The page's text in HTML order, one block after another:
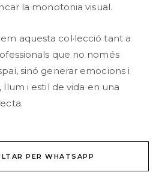
la monotonia visual.
aquesta col·lecció tant a
que no només
sinó generar emocions i
i estil de vida en una
PER WHATSAPP